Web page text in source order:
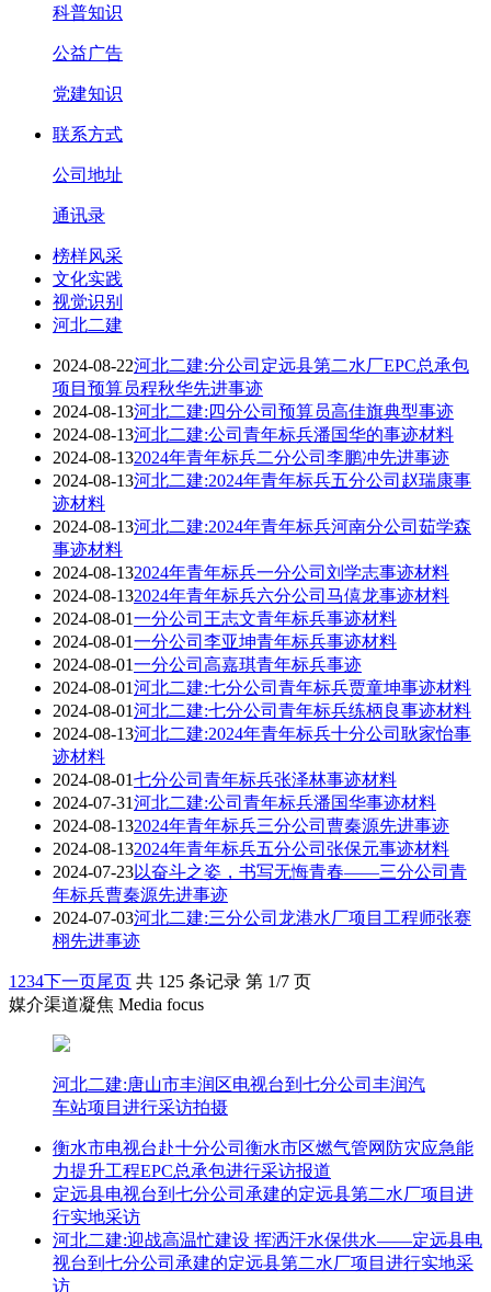
科普知识
公益广告
党建知识
联系方式
公司地址
通讯录
榜样风采
文化实践
视觉识别
河北二建
2024-08-22河北二建:分公司定远县第二水厂EPC总承包
项目预算员程秋华先进事迹
2024-08-13河北二建:四分公司预算员高佳旗典型事迹
2024-08-13河北二建:公司青年标兵潘国华的事迹材料
2024-08-132024年青年标兵二分公司李鹏冲先进事迹
2024-08-13河北二建:2024年青年标兵五分公司赵瑞康事
迹材料
2024-08-13河北二建:2024年青年标兵河南分公司茹学森
事迹材料
2024-08-132024年青年标兵一分公司刘学志事迹材料
2024-08-132024年青年标兵六分公司马僖龙事迹材料
2024-08-01一分公司王志文青年标兵事迹材料
2024-08-01一分公司李亚坤青年标兵事迹材料
2024-08-01一分公司高嘉琪青年标兵事迹
2024-08-01河北二建:七分公司青年标兵贾童坤事迹材料
2024-08-01河北二建:七分公司青年标兵练柄良事迹材料
2024-08-13河北二建:2024年青年标兵十分公司耿家怡事
迹材料
2024-08-01七分公司青年标兵张泽林事迹材料
2024-07-31河北二建:公司青年标兵潘国华事迹材料
2024-08-132024年青年标兵三分公司曹秦源先进事迹
2024-08-132024年青年标兵五分公司张保元事迹材料
2024-07-23以奋斗之姿，书写无悔青春——三分公司青
年标兵曹秦源先进事迹
2024-07-03河北二建:三分公司龙港水厂项目工程师张赛
栩先进事迹
1 234下一页尾页 共 125 条记录 第 1/7 页
媒介渠道凝焦 Media focus
河北二建:唐山市丰润区电视台到七分公司丰润汽
车站项目进行采访拍摄
衡水市电视台赴十分公司衡水市区燃气管网防灾应急能
力提升工程EPC总承包进行采访报道
定远县电视台到七分公司承建的定远县第二水厂项目进
行实地采访
河北二建:迎战高温忙建设 挥洒汗水保供水——定远县电
视台到七分公司承建的定远县第二水厂项目进行实地采
访